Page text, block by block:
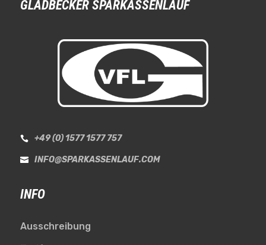
GLADBECKER SPARKASSENLAUF
 +49 (0) 1577 1577 757
 INFO@SPARKASSENLAUF.COM
INFO
Ausschreibung